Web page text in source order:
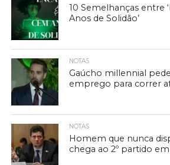
10 Semelhanças entre
Anos de Solidão’
NOTAS
Gaúcho millennial
emprego para correr
NOTAS
Homem que nunca
chega ao 2º partido